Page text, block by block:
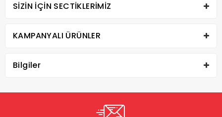
SIZIN İÇIN SECTIKLERIMIZ
KAMPANYALI ÜRÜNLER
Bilgiler